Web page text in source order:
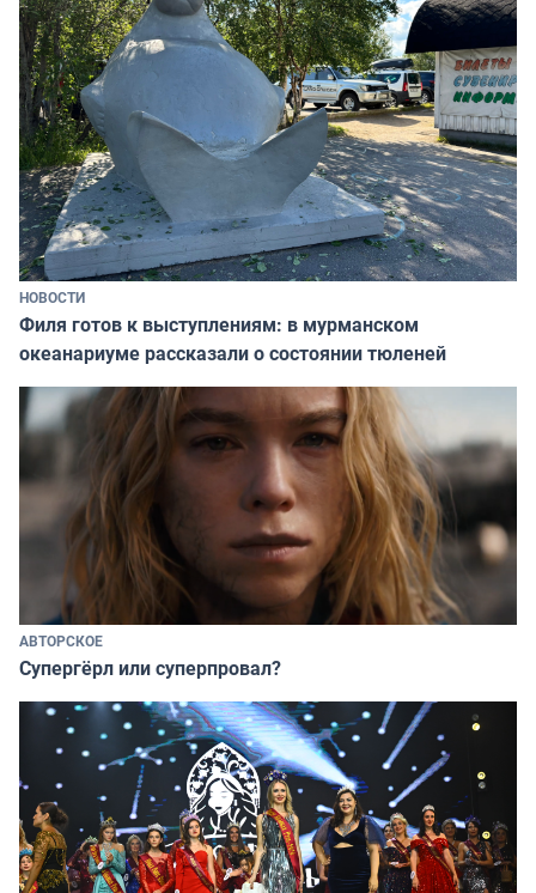
НОВОСТИ
Филя готов к выступлениям: в мурманском
океанариуме рассказали о состоянии тюленей
АВТОРСКОЕ
Супергёрл или суперпровал?